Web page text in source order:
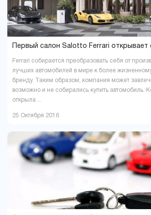
Первый салон Salotto Ferrari открывает
Ferrari собирается преобразовать себя от
лучших автомобилей в мире к более
бренду. Таким образом, компания может
возможно и не собирались купить автомобиль.
открыла ...
25 Октября 2016